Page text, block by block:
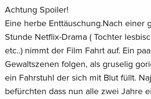
Achtung Spoiler!
Eine herbe Enttäuschung.Nach einer
Stunde Netflix-Drama ( Tochter
etc..) nimmt der Film Fahrt auf. Ein
Gewaltszenen folgen, als gruselig
ein Fahrstuhl der sich mit Blut füllt.
befürchten dass nun alle zwei Jahre